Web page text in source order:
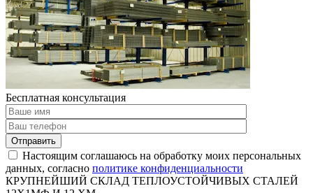
Бесплатная консультация
Отправить
Настоящим соглашаюсь на обработку моих персональных
данных, согласно политике конфиденциальности
КРУПНЕЙШИЙ СКЛАД ТЕПЛОУСТОЙЧИВЫХ СТАЛЕЙ